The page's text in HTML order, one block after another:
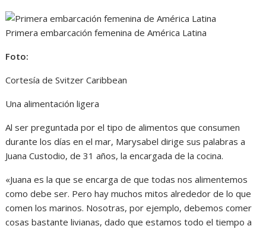
Primera embarcación femenina de América Latina
Foto:
Cortesía de Svitzer Caribbean
Una alimentación ligera
Al ser preguntada por el tipo de alimentos que consumen
durante los días en el mar, Marysabel dirige sus palabras a
Juana Custodio, de 31 años, la encargada de la cocina.
«Juana es la que se encarga de que todas nos alimentemos
como debe ser. Pero hay muchos mitos alrededor de lo que
comen los marinos. Nosotras, por ejemplo, debemos comer
cosas bastante livianas, dado que estamos todo el tiempo a